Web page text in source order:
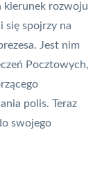
kierunek rozwoju
się spojrzy na
Jest nim
Pocztowych,
polis. Teraz
swojego